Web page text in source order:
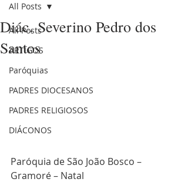
All Posts
ARTIGOS
Paróquias
PADRES DIOCESANOS
PADRES RELIGIOSOS
DIÁCONOS
All Posts
Diác. Severino Pedro dos
Santos
Paróquia de São João Bosco –
Gramoré – Natal